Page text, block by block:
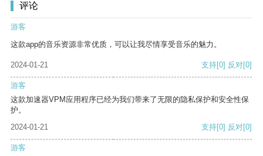
评论
游客
这款app的音乐资源非常优质，可以让我尽情享受音乐的魅力。
2024-01-21 支持[0] 反对[0]
游客
这款加速器VPM应用程序已经为我们带来了无限的隐私保护和安全性保
护。
2024-01-21
支持[0] 反对[0]
游客